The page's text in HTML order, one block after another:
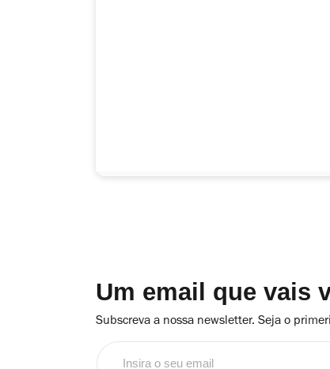
Um email que vais
Subscreva a nossa newsletter. Seja o